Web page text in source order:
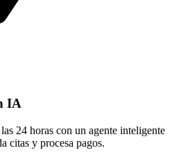
IA
24 horas con un agente inteligente
citas y procesa pagos.